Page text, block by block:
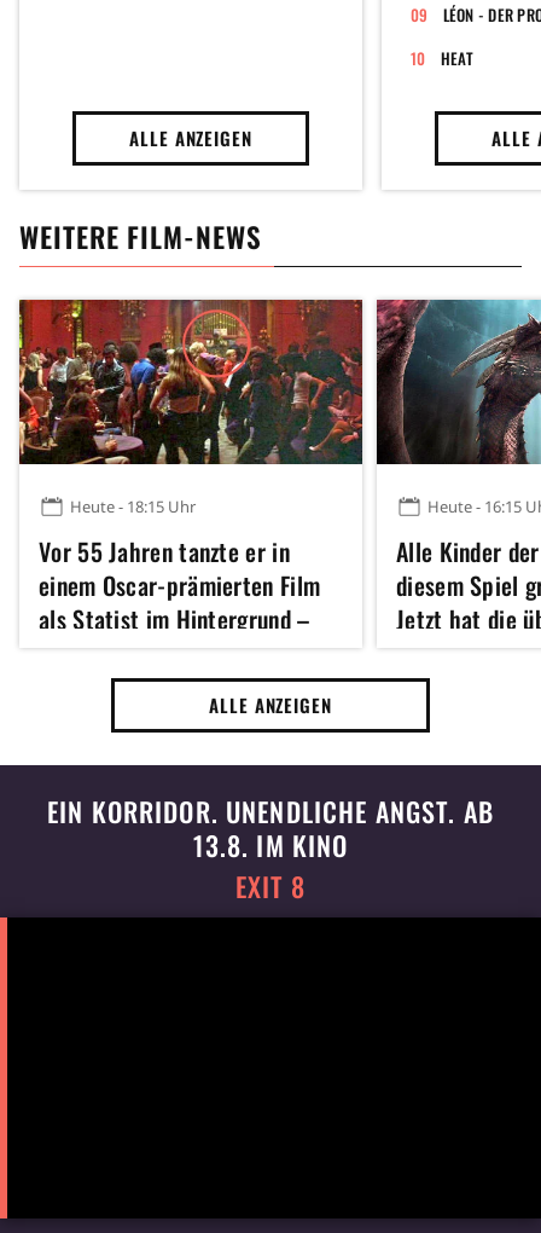
ALLE ANZEIGEN
LÉON - DER
HEAT
ALLE
WEITERE FILM-NEWS
Heute - 18:15 Uhr
Vor 55 Jahren tanzte er in
einem Oscar-prämierten Film
als Statist im Hintergrund –
heute ist er für viele der
größten Action-Star unserer
Heute - 16:15
Alle Kinder
diesem Spiel
Jetzt hat die
Fantasy-
Kinostart
ALLE ANZEIGEN
EIN KORRIDOR. UNENDLICHE ANGST. AB
13.8. IM KINO
EXIT 8